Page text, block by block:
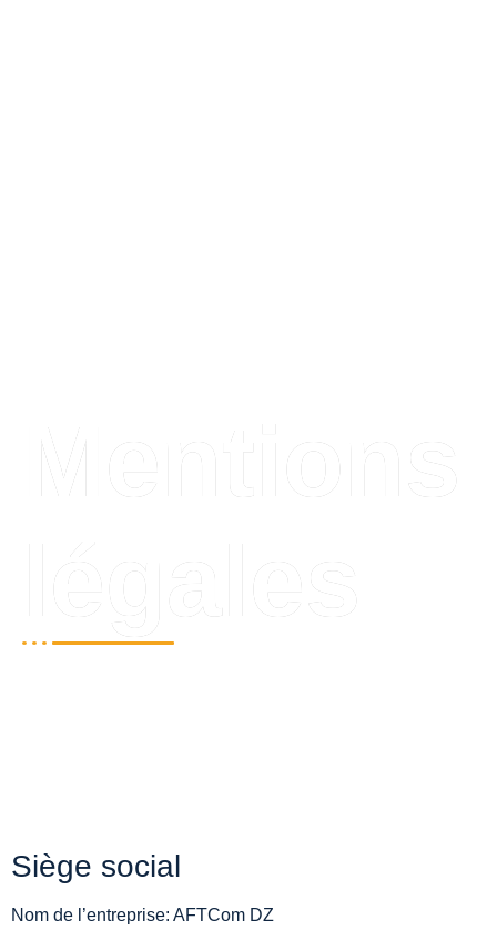
Siège social
Nom de l’entreprise: AFTCom DZ